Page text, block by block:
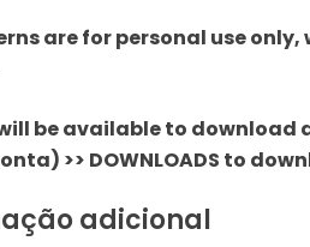
are for personal use
be available to download
>> DOWNLOADS to
adicional